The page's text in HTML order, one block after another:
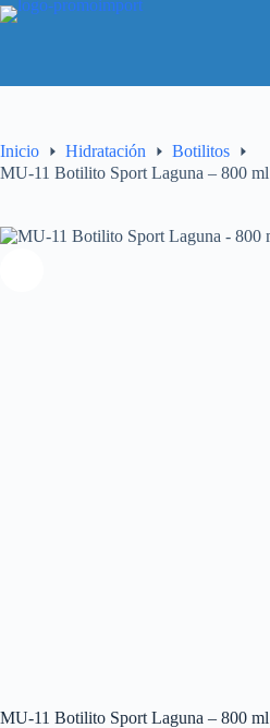
Saltar
al
Inicio Hidratación
Botilitos
MU-11 Botilito Sport Laguna – 800 ml
MU-11 Botilito Sport Laguna – 800 ml